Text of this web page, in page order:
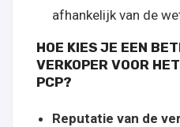
afhankelijk van de
HOE KIES JE EEN
VERKOPER VOOR
PCP?
Reputatie van de